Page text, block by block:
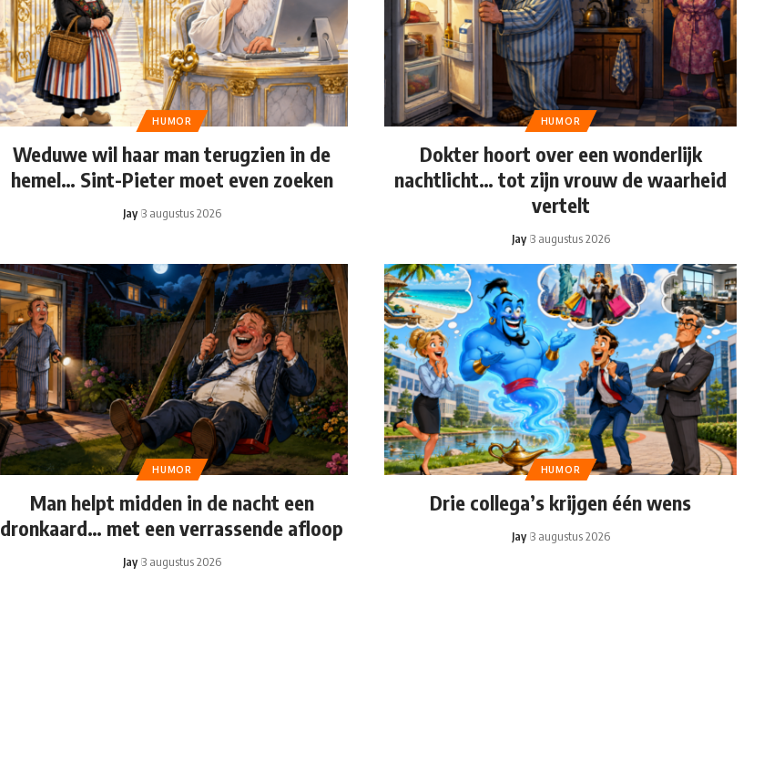
HUMOR
Weduwe wil haar man terugzien in de
hemel… Sint-Pieter moet even zoeken
Jay 3 augustus 2026
HUMOR
Dokter hoort over een wonderlijk
nachtlicht… tot zijn vrouw de waarheid
vertelt
Jay 3 augustus 2026
HUMOR
Man helpt midden in de nacht een
dronkaard… met een verrassende afloop
Jay 3 augustus 2026
HUMOR
Drie collega’s krijgen één wens
Jay 3 augustus 2026